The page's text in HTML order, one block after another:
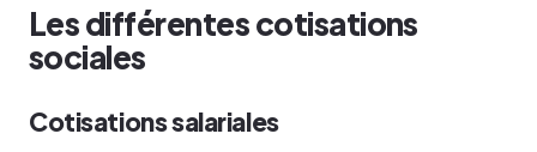
Les différentes cotisations
sociales
Cotisations salariales